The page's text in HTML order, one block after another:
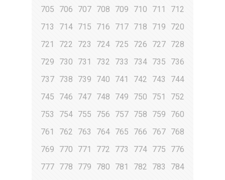
705
706 707 708 709 710 711
712
713
714 715 716 717 718 719
720
721
722 723 724 725 726 727 728
729
730 731 732 733 734 735
736
737 738 739 740 741 742 743
744
745
746 747 748 749 750 751
752
753
754 755 756 757 758 759
760
761
762 763 764 765 766 767 768
769
770 771 772 773 774 775
776
777 778 779 780 781 782 783
784